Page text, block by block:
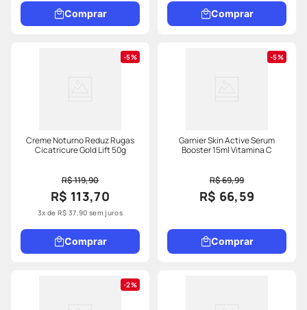
Comprar Comprar
5%
Creme Noturno Reduz Rugas
Cicatricure Gold Lift 50g
R$ 119,90
R$ 113,70
3x deR$ 37,90 sem juros
Comprar
5%
Garnier Skin Active Serum
Booster 15ml Vitamina C
R$ 69,99
R$ 66,59
Comprar
2%